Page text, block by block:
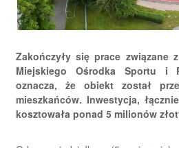
Zakończyły się prace związane
Miejskiego Ośrodka Sportu i
oznacza, że obiekt został
mieszkańców. Inwestycja,
kosztowała ponad 5 milionów